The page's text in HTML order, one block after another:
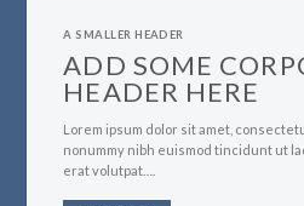
A SMALLER HEADER
ADD SOME
HEADER HERE
Lorem ipsum dolor sit amet,
nonummy nibh euismod tincidunt ut
erat volutpat….